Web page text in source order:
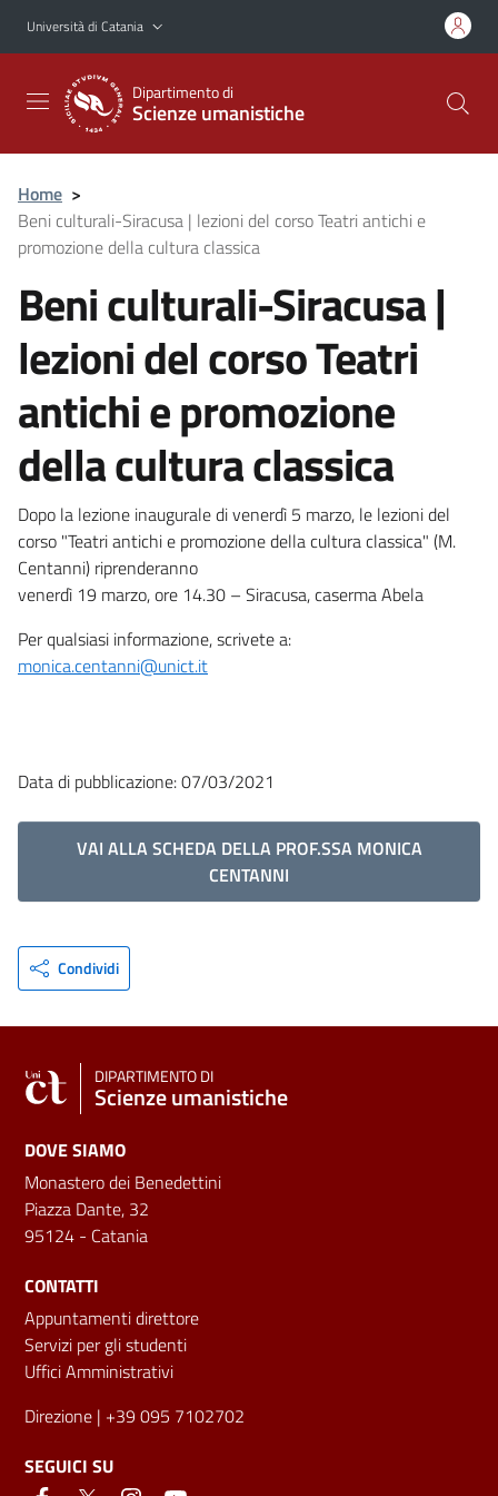
Vai al contenuto principale
Vai al menu di navigazione
Università di Catania
Dipartimento di
Scienze umanistiche
Home >
Beni culturali-Siracusa | lezioni del corso Teatri antichi e
promozione della cultura classica
Beni culturali-Siracusa |
lezioni del corso Teatri
antichi e promozione
della cultura classica
Dopo la lezione inaugurale di venerdì 5 marzo, le lezioni del
corso "Teatri antichi e promozione della cultura classica" (M.
Centanni) riprenderanno
venerdì 19 marzo, ore 14.30 – Siracusa, caserma Abela
Per qualsiasi informazione, scrivete a:
monica.centanni@unict.it
Data di pubblicazione: 07/03/2021
VAI ALLA SCHEDA DELLA PROF.SSA MONICA
CENTANNI
Condividi
DIPARTIMENTO DI
Scienze umanistiche
DOVE SIAMO
Monastero dei Benedettini
Piazza Dante, 32
95124 - Catania
CONTATTI
Appuntamenti direttore
Servizi per gli studenti
Uffici Amministrativi
Direzione | +39 095 7102702
SEGUICI SU